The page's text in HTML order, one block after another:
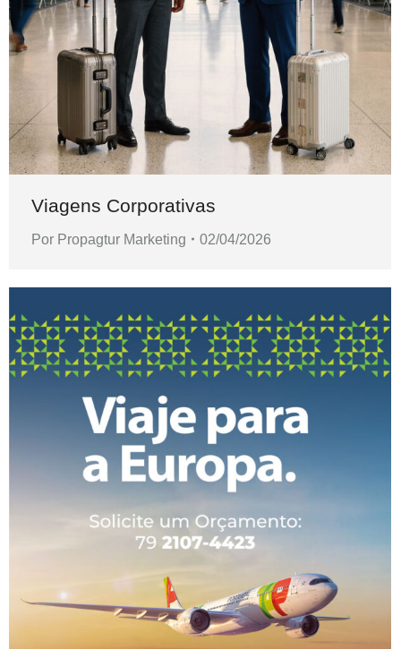
Viagens Corporativas
Por Propagtur Marketing 02/04/2026